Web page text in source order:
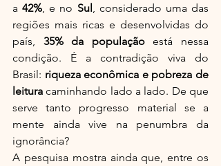
a 42% , e no Sul , considerado uma das
regiões mais ricas e desenvolvidas do
país, 35% da população está nessa
condição. É a contradição viva do
Brasil: riqueza econômica e pobreza de
leitura caminhando lado a lado. De que
serve tanto progresso material se a
mente ainda vive na penumbra da
ignorância?
A pesquisa mostra ainda que, entre os